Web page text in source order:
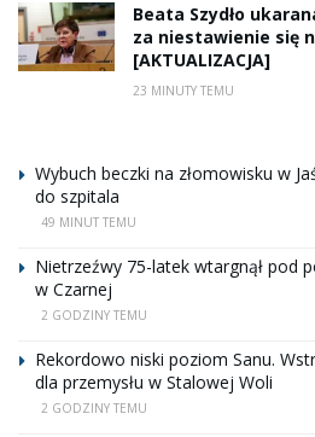
Beata Szydło
za niestawienie się
[AKTUALIZACJA]
23 MINUTY TEMU
Wybuch beczki na złomowisku w
do szpitala
49 MINUT TEMU
Nietrzeźwy 75-latek wtargnął pod
w Czarnej
2 GODZINY TEMU
Rekordowo niski poziom Sanu.
dla przemysłu w Stalowej Woli
2 GODZINY TEMU